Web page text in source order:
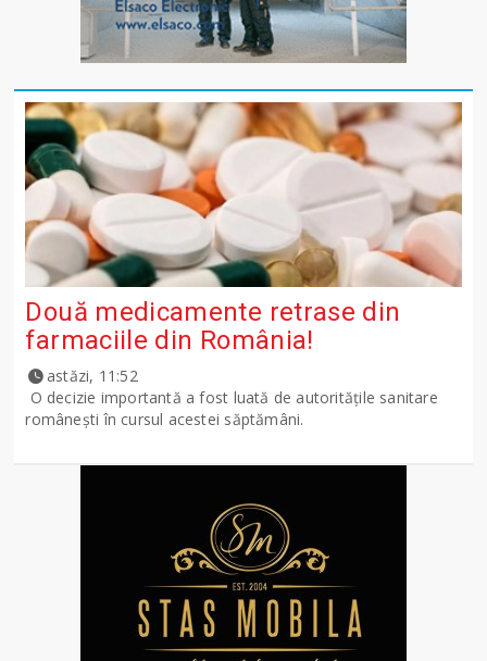
Două medicamente retrase din
farmaciile din România!
astăzi, 11:52
O decizie importantă a fost luată de autoritățile sanitare
românești în cursul acestei săptămâni.